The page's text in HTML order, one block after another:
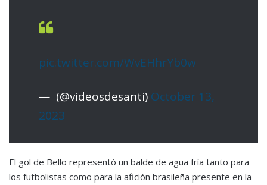
pic.twitter.com/WvEHhrYb0w
— ️ (@videosdesanti) October 13,
2023
El gol de Bello representó un balde de agua fría tanto para
los futbolistas como para la afición brasileña presente en la